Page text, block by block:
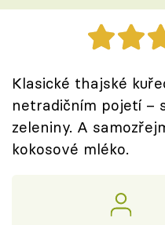
Speciál: Cuketa
Těhotnej kuchař
Sledujte prima+
Přihlášení
Klasické thajské
netradičním pojetí –
zeleniny. A
kokosové mléko.